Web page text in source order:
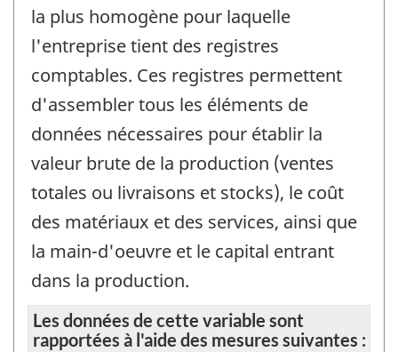
la plus homogène pour laquelle
l'entreprise tient des registres
comptables. Ces registres permettent
d'assembler tous les éléments de
données nécessaires pour établir la
valeur brute de la production (ventes
totales ou livraisons et stocks), le coût
des matériaux et des services, ainsi que
la main-d'oeuvre et le capital entrant
dans la production.
Les données de cette variable sont
rapportées à l'aide des mesures suivantes :